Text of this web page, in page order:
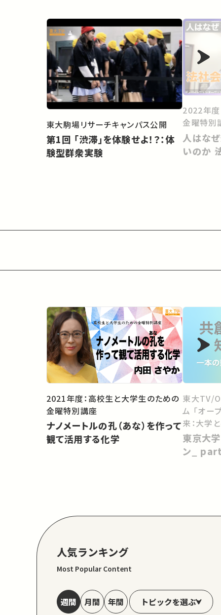
東大駒場リサーチキャンパス公開
第1回 「渋滞」を体験せよ！？：体
験型群衆実験
2022年度
金曜特別
人はな
いのか
2021年度：高校生と大学生のための
金曜特別講座
ナノメートルの孔（あな）を作って
観て活用する化学
東大TV/
ム 「オー
来：大学
向けて」
東京大
ン_
人気ランキング
Most Popular Content
週間 月間 年間 トピックを選ぶ